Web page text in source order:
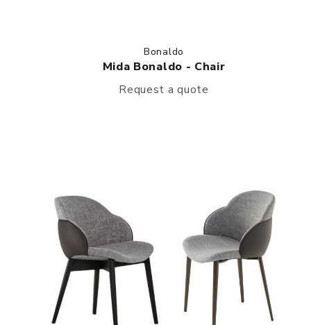
Bonaldo
Mida Bonaldo - Chair
Request a quote